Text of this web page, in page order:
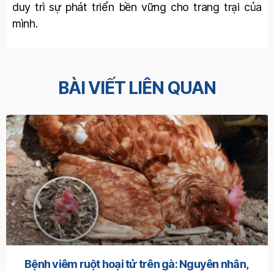
duy trì sự phát triển bền vững cho trang trại của
mình.
BÀI VIẾT LIÊN QUAN
Bệnh viêm ruột hoại tử trên gà: Nguyên nhân,